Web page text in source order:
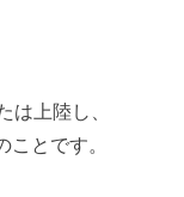
は上陸し、
とです。